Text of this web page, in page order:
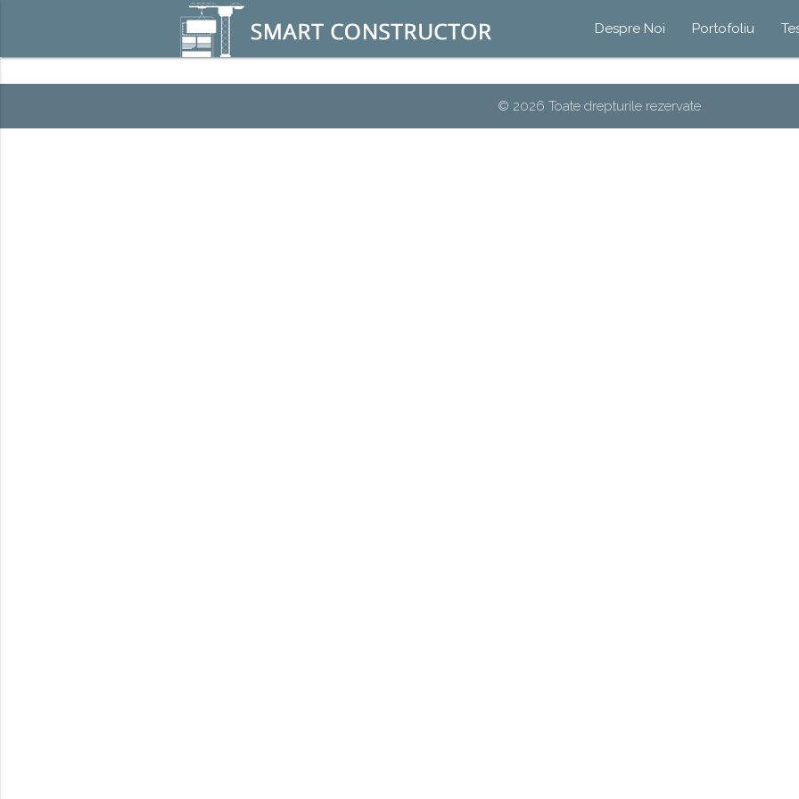
Despre Noi Portofoliu
© 2026 Toate drepturile rezervate